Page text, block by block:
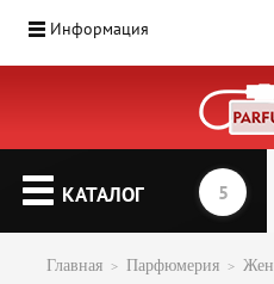
Информация
КАТАЛОГ
Главная Парфюмерия